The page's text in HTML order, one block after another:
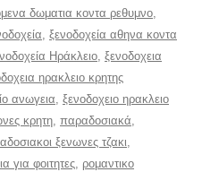
δωματια κοντα ρεθυμνο,
, ξενοδοχεία αθηνα κοντα
Ηράκλειο, ξενοδοχεια
ηρακλειο κρητης
ανωγεια, ξενοδοχειο ηρακλειο
κρητη, παραδοσιακά,
ξενωνες τζακι,
για φοιτητες, ρομαντικο